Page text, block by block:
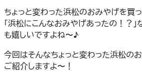
ちょっと変わった浜松のおみやげを買
「浜松にこんなおみやげあったの！？
も嬉しいですよね〜♪
今回はそんなちょっと変わった浜松の
ご紹介しますよ〜！